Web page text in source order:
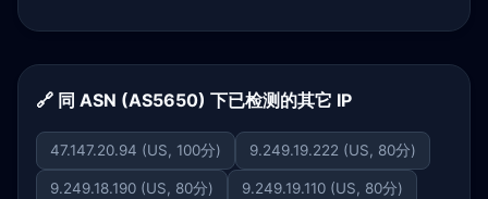
🔗 同 ASN (AS5650) 下已检测的其它 IP
47.147.20.94 (US, 100分) 9.249.19.222 (US, 80分)
9.249.18.190 (US, 80分) 9.249.19.110 (US, 80分)